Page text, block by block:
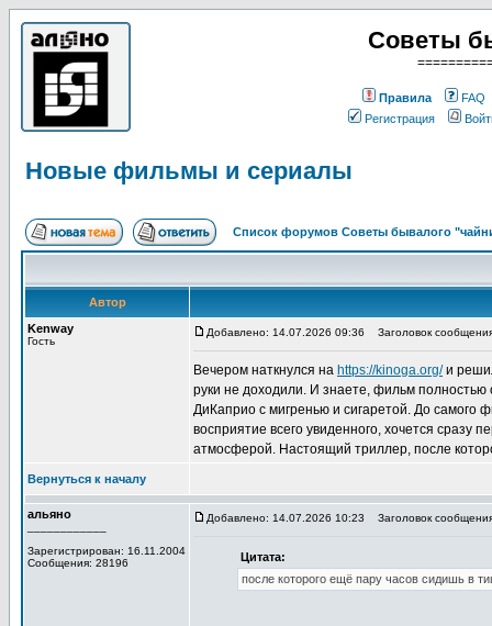
Советы
Правила
FAQ
Регистрация
Новые фильмы и сериалы
Список форумов Советы бывалого
Автор
Kenway
Гость
Добавлено: 14.07.2026 09:36 Заголовок
Вечером наткнулся на https://kinoga.org/и
руки не доходили. И знаете, фильм
ДиКаприо с мигренью и сигаретой. До самого
восприятие всего увиденного, хочется сразу
атмосферой. Настоящий триллер, после
Вернуться к началу
альяно
Зарегистрирован: 16.11.2004
Сообщения: 28196
Добавлено: 14.07.2026 10:23 Заголовок
Цитата:
после которого ещё пару часов сидишь в